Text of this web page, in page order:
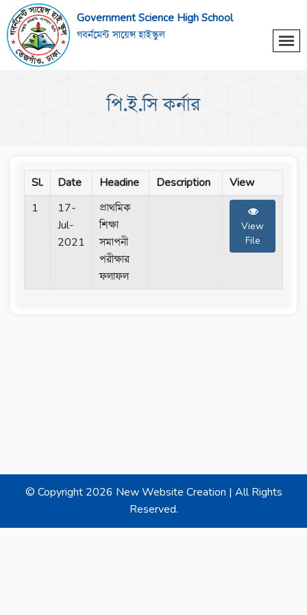
Government Science High School
গবর্নমেন্ট সায়েন্স হাইস্কুল
পি.ই.সি কর্নার
Sl. Date Headine Description
View
1
17-
Jul-
2021
প্রাথমিক
শিক্ষা
সমাপনী
পরীক্ষার
ফলাফল
View
File
© Copyright 2026 New Website Creation | All Rights
Reserved.